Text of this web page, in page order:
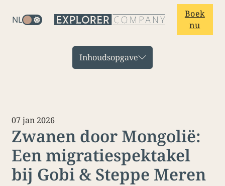
NL
Boek
nu
Inhoudsopgave
Zwanen door Mongolië:
Een migratiespektakel
bij Gobi & Steppe Meren
07 jan 2026